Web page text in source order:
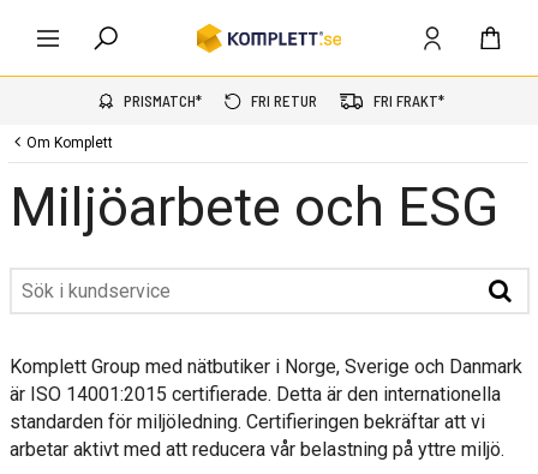
PRISMATCH* FRI RETUR FRI FRAKT*
Om Komplett
Miljöarbete och ESG
Komplett Group med nätbutiker i Norge, Sverige och Danmark
är ISO 14001:2015 certifierade. Detta är den internationella
standarden för miljöledning. Certifieringen bekräftar att vi
arbetar aktivt med att reducera vår belastning på yttre miljö.